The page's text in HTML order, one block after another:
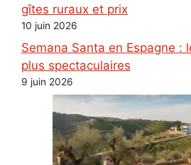
gîtes ruraux et prix
10 juin 2026
Semana Santa en Espagne : les processions les
plus spectaculaires
9 juin 2026